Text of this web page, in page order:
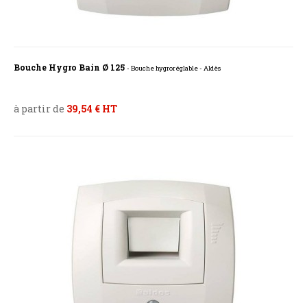
Bouche Hygro Bain Ø 125 - Bouche hygroréglable - Aldès
à partir de 39,54 € HT